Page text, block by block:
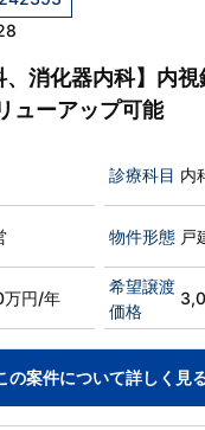
、消化器内科】内視
ューアップ可能
診療科目 内
物件形態 戸
円/年
希望譲渡
価格
の案件について詳しく見